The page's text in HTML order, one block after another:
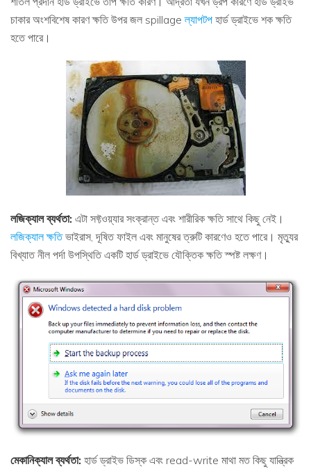
চাকার অংশবিশেষ কারণ ক্ষতি উপর জল spillageল্যাপটপ হার্ড ড্রাইভে শক ক্ষতি
হতে পারে।
লজিক্যাল ব্যর্থতা: এটা সফ্টওয়্যার সংক্রান্ত এবং শারীরিক ক্ষতি সাথে কিছু নেই।
লজিক্যাল ক্ষতিভাইরাস, দূষিত ফাইল এবং মানুষের ত্রুটি কারণেও হতে পারে। মৃত্যুর
বিখ্যাত নীল পর্দা উপস্থিতি একটি হার্ড ড্রাইভে যৌক্তিক ক্ষতি স্পষ্ট লক্ষণ।
মেকানিক্যাল ব্যর্থতা: হার্ড ড্রাইভ ডিস্ক এবং read-write মাথা মত কিছু যান্ত্রিক